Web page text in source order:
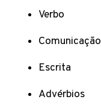
Verbo
Comunicação
Escrita
Advérbios